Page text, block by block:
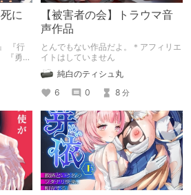
に
『行
『勇者
れで
どいん
たら人
！？
【被害者の会】トラウマ音
声作品
とんでもない作品だよ。＊アフィリエ
イトはしていません
純白のティシュ丸
6
0 8 分